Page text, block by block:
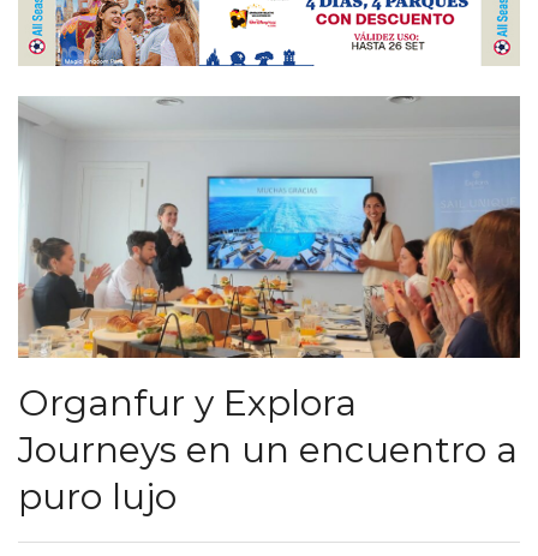
Organfur y Explora
Journeys en un encuentro a
puro lujo